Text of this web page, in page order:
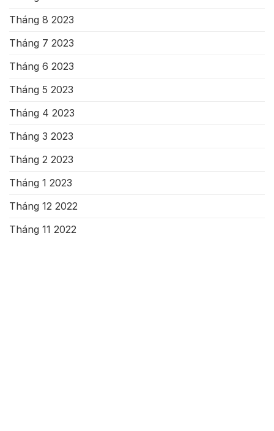
Tháng 8 2023
Tháng 7 2023
Tháng 6 2023
Tháng 5 2023
Tháng 4 2023
Tháng 3 2023
Tháng 2 2023
Tháng 1 2023
Tháng 12 2022
Tháng 11 2022